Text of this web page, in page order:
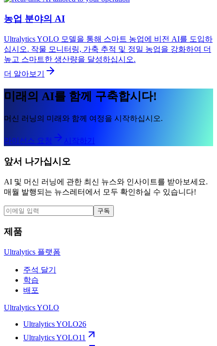
농업 분야의 AI
Ultralytics YOLO 모델을 통해 스마트 농업에 비전 AI를 도입하
십시오. 작물 모니터링, 가축 추적 및 정밀 농업을 강화하여 더
높고 스마트한 생산량을 달성하십시오.
더 알아보기
미래의 AI를 함께 구축합시다!
머신 러닝의 미래와 함께 여정을 시작하십시오.
라이선스 요청 시작하기
앞서 나가십시오
AI 및 머신 러닝에 관한 최신 뉴스와 인사이트를 받아보세요.
매월 발행되는 뉴스레터에서 모두 확인하실 수 있습니다!
구독
제품
Ultralytics 플랫폼
주석 달기
학습
배포
Ultralytics YOLO
Ultralytics YOLO26
Ultralytics YOLO11